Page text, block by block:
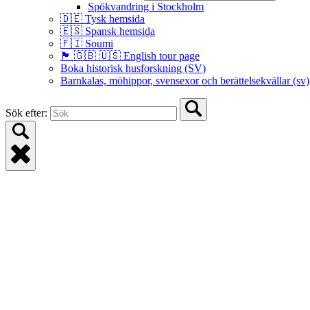
Spökvandring i Stockholm
🇩🇪 Tysk hemsida
🇪🇸 Spansk hemsida
🇫🇮 Soumi
🏴󠁧󠁢󠁥󠁮󠁧󠁿 🇬🇧 🇺🇸 English tour page
Boka historisk husforskning (SV)
Barnkalas, möhippor, svensexor och berättelsekvällar (sv)
Sök efter: